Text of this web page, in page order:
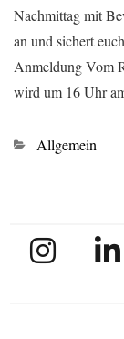
Nachmittag mit
an und sichert
Anmeldung Vom
wird um 16 Uhr
Kategorien
Allgemein